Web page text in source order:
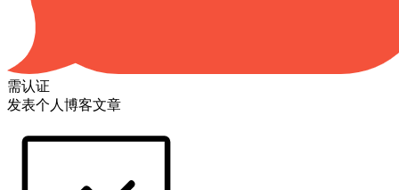
需认证
发表个人博客文章